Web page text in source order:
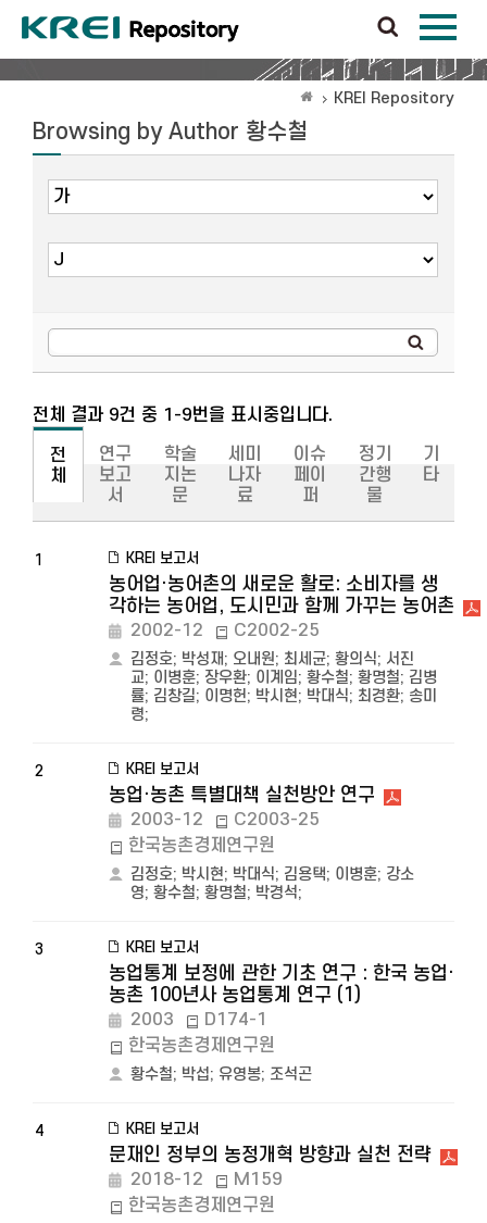
KREI Repository
Browsing by Author 황수철
전체 결과 9건 중 1-9번을 표시중입니다.
전
체
연구
보고
서
학술
지논
문
세미
나자
료
이슈
페이
퍼
정기
간행
물
기
타
1 KREI 보고서
농어업·농어촌의 새로운 활로: 소비자를 생
각하는 농어업, 도시민과 함께 가꾸는 농어촌
2002-12 C2002-25
김정호; 박성재; 오내원; 최세균; 황의식; 서진
교; 이병훈; 장우환; 이계임; 황수철; 황명철; 김병
률; 김창길; 이명헌; 박시현; 박대식; 최경환; 송미
령;
2 KREI 보고서
농업·농촌 특별대책 실천방안 연구
2003-12
C2003-25
한국농촌경제연구원
김정호; 박시현; 박대식; 김용택; 이병훈; 강소
영; 황수철; 황명철; 박경석;
3 KREI 보고서
농업통계 보정에 관한 기초 연구 : 한국 농업·
농촌 100년사 농업통계 연구 (1)
2003
D174-1
한국농촌경제연구원
황수철; 박섭; 유영봉; 조석곤
4 KREI 보고서
문재인 정부의 농정개혁 방향과 실천 전략
2018-12
M159
한국농촌경제연구원